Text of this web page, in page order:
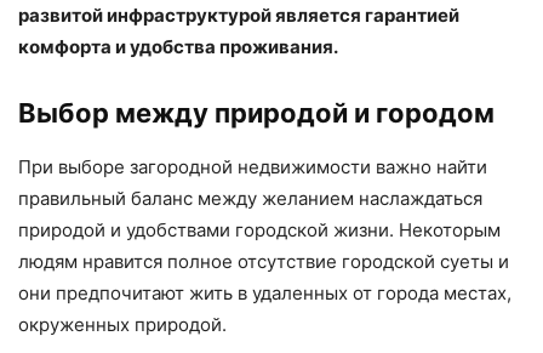
развитой инфраструктурой является гарантией
комфорта и удобства проживания.
Выбор между природой и городом
При выборе загородной недвижимости важно найти
правильный баланс между желанием наслаждаться
природой и удобствами городской жизни. Некоторым
людям нравится полное отсутствие городской суеты и
они предпочитают жить в удаленных от города местах,
окруженных природой.